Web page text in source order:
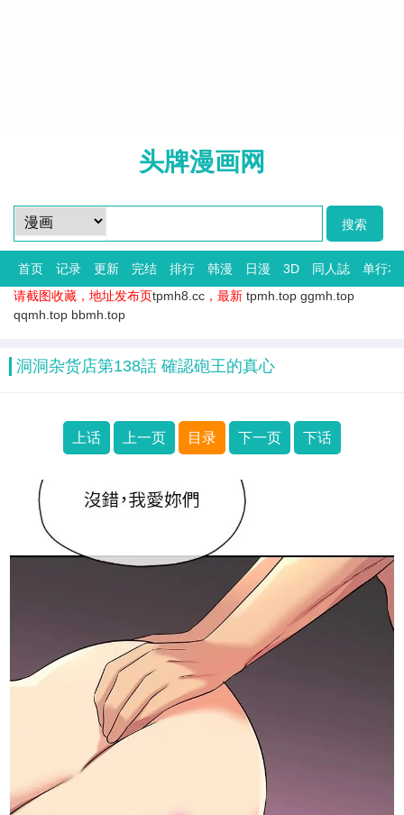
头牌漫画网
首页 记录 更新 完结 排行 韩漫 日漫 3D 同人誌
单行本
请截图收藏，地址发布页tpmh8.cc ，最新 tpmh.top ggmh.top
qqmh.top bbmh.top
洞洞杂货店第138話 確認砲王的真心
上话 上一页 目录 下一页 下话